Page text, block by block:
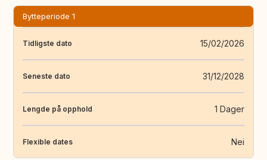
Bytteperiode 1
Tidligste dato 15/02/2026
Seneste dato 31/12/2028
Lengde på opphold 1 Dager
Flexible dates Nei